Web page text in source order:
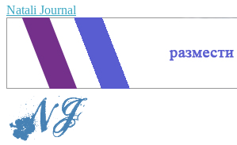
Natali Journal